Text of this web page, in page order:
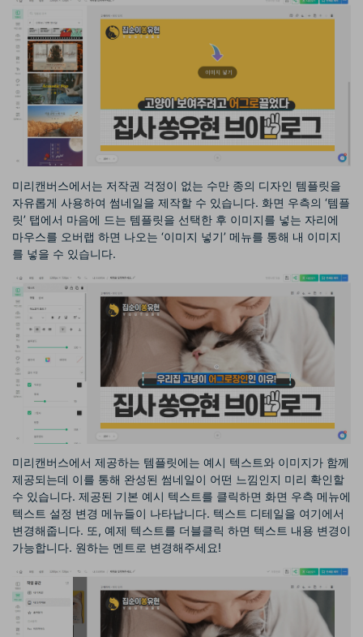
미리캔버스에서는 저작권 걱정이 없는 수만 종의 디자인 템플릿을
자유롭게 사용하여 썸네일을 제작할 수 있습니다. 화면 우측의 ‘템플
릿’ 탭에서 마음에 드는 템플릿을 선택한 후 이미지를 넣는 자리에
마우스를 오버랩 하면 나오는 ‘이미지 넣기’ 메뉴를 통해 내 이미지
를 넣을 수 있습니다.
미리캔버스에서 제공하는 템플릿에는 예시 텍스트와 이미지가 함께
제공되는데 이를 통해 완성된 썸네일이 어떤 느낌인지 미리 확인할
수 있습니다. 제공된 기본 예시 텍스트를 클릭하면 화면 우측 메뉴에
텍스트 설정 변경 메뉴들이 나타납니다. 텍스트 디테일을 여기에서
변경해줍니다. 또, 예제 텍스트를 더블클릭 하면 텍스트 내용 변경이
가능합니다. 원하는 멘트로 변경해주세요!